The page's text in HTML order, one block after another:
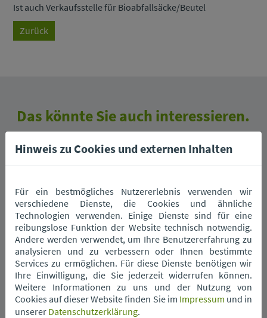
Ist auch Verkaufsstelle für Bioabfallsäcke/Beutel
Zurück
Das könnte Sie auch interessieren.
Wann kommt die
Müllabfuhr?
Hinweis zu Cookies und externen Inhalten
Für ein bestmögliches Nutzererlebnis verwenden wir
verschiedene Dienste, die Cookies und ähnliche
Technologien verwenden. Einige Dienste sind für eine
reibungslose Funktion der Website technisch notwendig.
Andere werden verwendet, um Ihre Benutzererfahrung zu
analysieren und zu verbessern oder Ihnen bestimmte
Services zu ermöglichen. Für diese Dienste benötigen wir
Ihre Einwilligung, die Sie jederzeit widerrufen können.
Weitere Informationen zu uns und der Nutzung von
Cookies auf dieser Website finden Sie im Impressum und in
unserer Datenschutzerklärung.